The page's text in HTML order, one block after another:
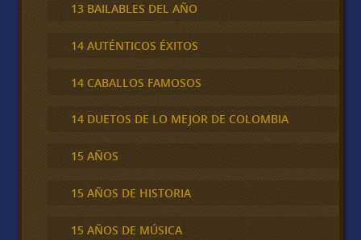
13 BAILABLES DEL AÑO
14 AUTÉNTICOS ÉXITOS
14 CABALLOS FAMOSOS
14 DUETOS DE LO MEJOR DE COLOMBIA
15 AÑOS
15 AÑOS DE HISTORIA
15 AÑOS DE MÚSICA